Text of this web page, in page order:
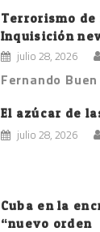
Terrorismo
Inquisición
julio 28, 2026
Fernando
El azúcar de
julio 28, 2026
Cuba en la
“nuevo orden